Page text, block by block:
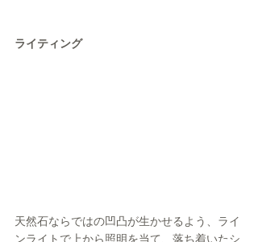
ライティング
天然石ならではの凹凸が生かせるよう、ライ